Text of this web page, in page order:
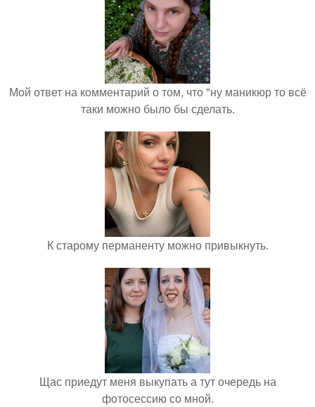
Мой ответ на комментарий о том, что "ну маникюр то всё
таки можно было бы сделать.
К старому перманенту можно привыкнуть.
Щас приедут меня выкупать а тут очередь на
фотосессию со мной.